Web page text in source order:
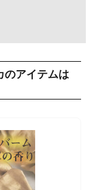
のアイテムは